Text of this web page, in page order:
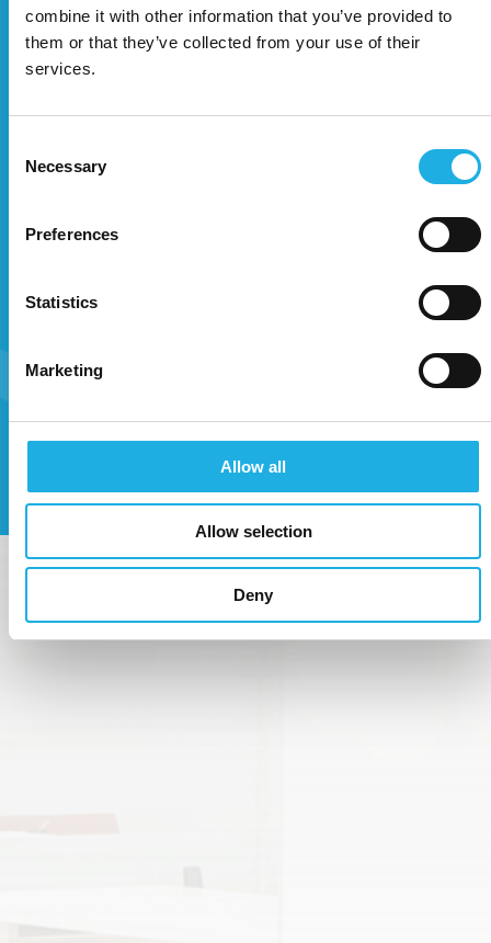
combine it with other information that you’ve provided to
them or that they’ve collected from your use of their
services.
Selection
Necessary
Preferences
Statistics
Marketing
Allow all
Allow selection
Deny
“The process was very structured, and we found
our new CEO much faster than I counted on. It has
consider all the time and concern we avoided this